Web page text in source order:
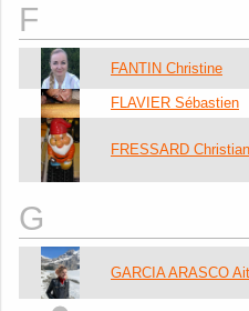
F
FANTIN Christine
FLAVIER Sébastien
FRESSARD Christian
G
GARCIA ARASCO